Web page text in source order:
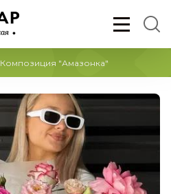
Композиция "Амазонка"